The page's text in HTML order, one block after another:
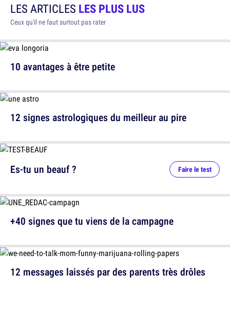
LES ARTICLES LES PLUS LUS
Ceux qu'il ne faut surtout pas rater
10 avantages à être petite
12 signes astrologiques du meilleur au pire
12 messages laissés par des parents très drôles
Es-tu un beauf ? Faire le test
+40 signes que tu viens de la campagne